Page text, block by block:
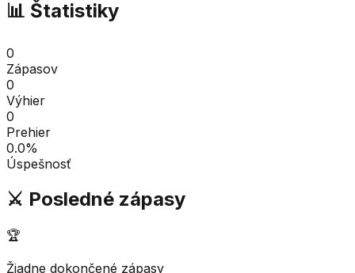
📊 Štatistiky
0
Zápasov
0
Výhier
0
Prehier
0.0%
Úspešnosť
⚔️ Posledné zápasy
🏆
Žiadne dokončené zápasy